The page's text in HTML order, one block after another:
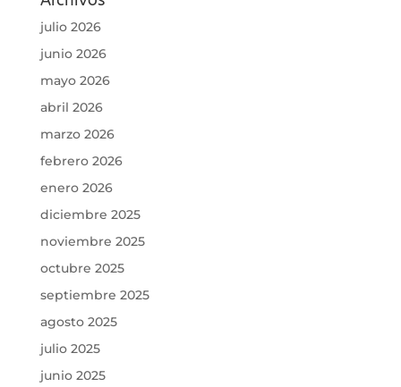
julio 2026
junio 2026
mayo 2026
abril 2026
marzo 2026
febrero 2026
enero 2026
diciembre 2025
noviembre 2025
octubre 2025
septiembre 2025
agosto 2025
julio 2025
junio 2025